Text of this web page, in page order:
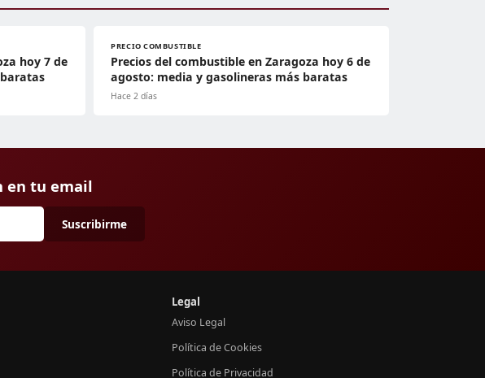
hoy 7 de
PRECIO COMBUSTIBLE
Precios del combustible en Zaragoza hoy 6 de
agosto: media y gasolineras más baratas
Hace 2 días
en tu email
Suscribirme
Legal
Aviso Legal
Política de Cookies
Política de Privacidad